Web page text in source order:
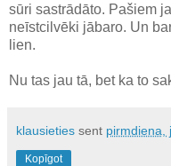
sūri sastrādāto. Pašiem
neīstcilvēki jābaro. Un
lien.
Nu tas jau tā, bet ka to
klausieties sent pirmdiena,
Kopīgot